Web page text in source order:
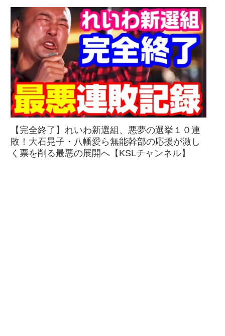
【完全終了】れいわ新選組、悪夢の選挙１０連
敗！大石晃子・八幡愛ら無能幹部の応援が激し
く票を削る最悪の展開へ【KSLチャンネル】